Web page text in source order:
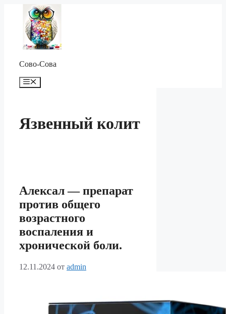
Перейти
содержимому
Сово-Сова
Меню
Язвенный колит
Алексал — препарат
против общего
возрастного
воспаления и
хронической боли.
12.11.2024 от admin